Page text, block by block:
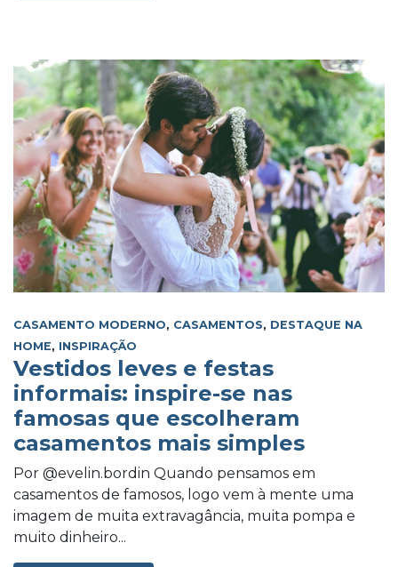
CASAMENTO MODERNO, CASAMENTOS, DESTAQUE NA
HOME, INSPIRAÇÃO
Vestidos leves e festas
informais: inspire-se nas
famosas que escolheram
casamentos mais simples
Por @evelin.bordin Quando pensamos em
casamentos de famosos, logo vem à mente uma
imagem de muita extravagância, muita pompa e
muito dinheiro...